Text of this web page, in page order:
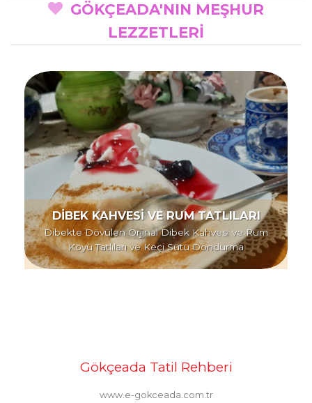
GÖKÇEADA'NIN MEŞHUR
LEZZETLERİ
DİBEK KAHVESİ VE RUM TATLILARI
Dibekte Dövülen Orjinal Dibek Kahvesi ve Rum
Köyü Tatlıları ve Keçi Sütü Dondurma
Gökçeada Tatil Rehberi
www.e-gokceada.com.tr